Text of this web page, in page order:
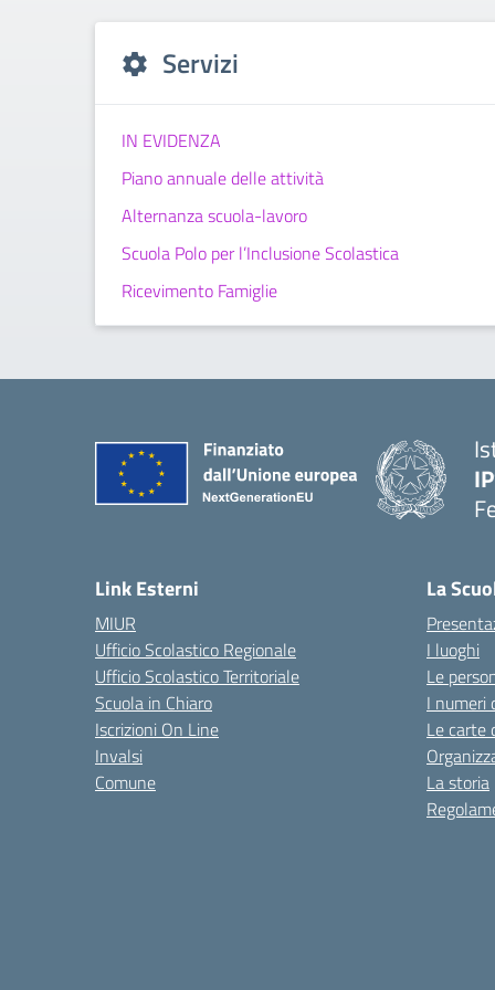
Servizi
IN EVIDENZA
Piano annuale delle attività
Alternanza scuola-lavoro
Scuola Polo per l’Inclusione Scolastica
Ricevimento Famiglie
Link Esterni
MIUR
Ufficio Scolastico Regionale
Ufficio Scolastico Territoriale
Scuola in Chiaro
Iscrizioni On Line
Invalsi
Comune
La
I luoghi
Le
I numeri
Le carte
La storia